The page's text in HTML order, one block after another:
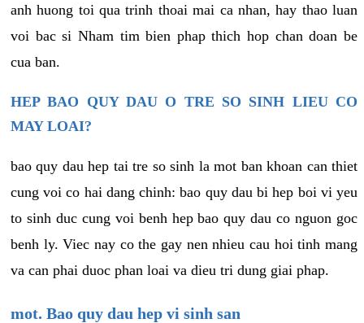
anh huong toi qua trinh thoai mai ca nhan, hay thao luan
voi bac si Nham tim bien phap thich hop chan doan be
cua ban.
HEP BAO QUY DAU O TRE SO SINH LIEU CO
MAY LOAI?
bao quy dau hep tai tre so sinh la mot ban khoan can thiet
cung voi co hai dang chinh: bao quy dau bi hep boi vi yeu
to sinh duc cung voi benh hep bao quy dau co nguon goc
benh ly. Viec nay co the gay nen nhieu cau hoi tinh mang
va can phai duoc phan loai va dieu tri dung giai phap.
mot. Bao quy dau hep vi sinh san